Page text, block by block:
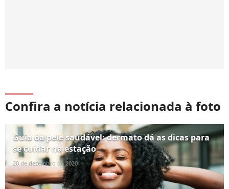
Confira a notícia relacionada à foto
Guia da pele saudável: dermato dá as dicas para
se cuidar na estação
20 de dezembro de 2020